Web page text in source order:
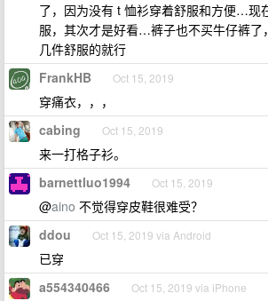
了，因为没有 t 恤衫穿着舒服和方便…现
服，其次才是好看…裤子也不买牛仔裤了
几件舒服的就行
FrankHB Oct 15, 2019
穿痛衣，，，
cabing Oct 15, 2019
来一打格子衫。
barnettluo1994 Oct 15, 2019
@aino 不觉得穿皮鞋很难受？
ddou Oct 15, 2019 via Android
已穿
a554340466 Oct 15, 2019 via iPhone